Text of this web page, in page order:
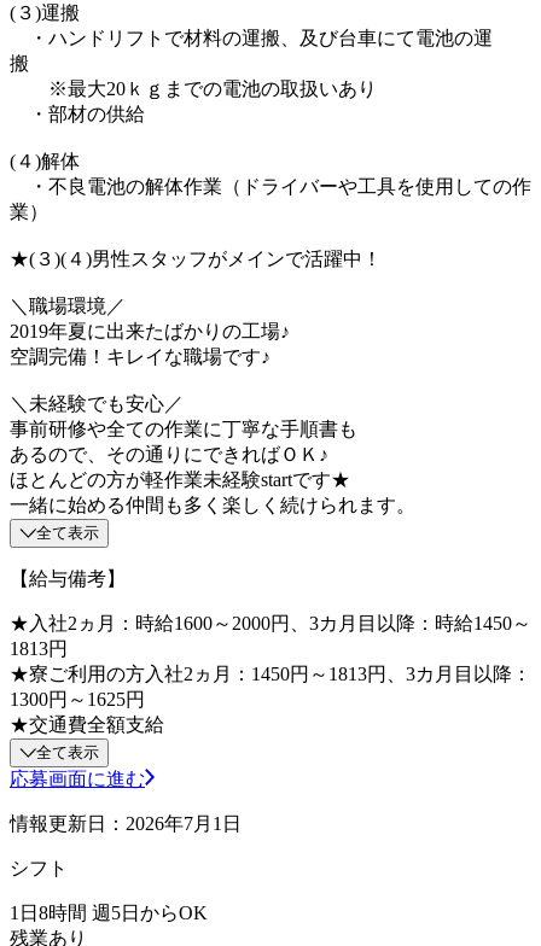
(３)運搬
・ハンドリフトで材料の運搬、及び台車にて電池の運
搬
※最大20ｋｇまでの電池の取扱いあり
・部材の供給
(４)解体
・不良電池の解体作業（ドライバーや工具を使用しての作
業）
★(３)(４)男性スタッフがメインで活躍中！
＼職場環境／
2019年夏に出来たばかりの工場♪
空調完備！キレイな職場です♪
＼未経験でも安心／
事前研修や全ての作業に丁寧な手順書も
あるので、その通りにできればＯＫ♪
ほとんどの方が軽作業未経験startです★
一緒に始める仲間も多く楽しく続けられます。
全て表示
【給与備考】
★入社2ヵ月：時給1600～2000円、3カ月目以降：時給1450～
1813円
★寮ご利用の方入社2ヵ月：1450円～1813円、3カ月目以降：
1300円～1625円
★交通費全額支給
全て表示
応募画面に進む
情報更新日：2026年7月1日
シフト
1日8時間 週5日からOK
残業あり